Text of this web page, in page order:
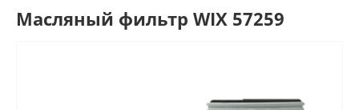
Масляный фильтр WIX 57259